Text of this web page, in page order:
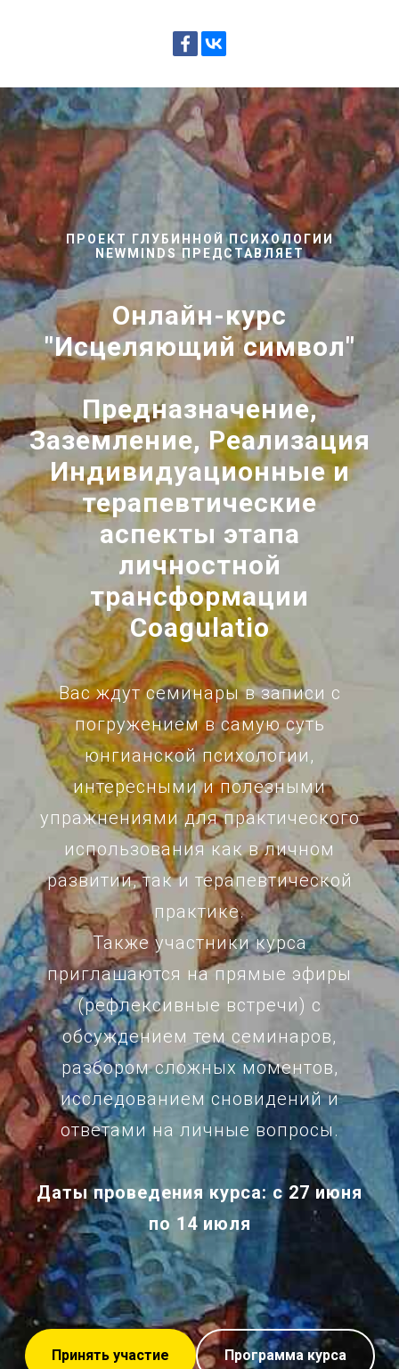
ПРОЕКТ ГЛУБИННОЙ ПСИХОЛОГИИ
NEWMINDS ПРЕДСТАВЛЯЕТ
Онлайн-курс
"Исцеляющий символ"
Предназначение,
Заземление, Реализация
Индивидуационные и
терапевтические
аспекты этапа
личностной
трансформации
Coagulatio
Вас ждутсеминары в записи с
погружением в самую суть
юнгианской психологии,
интересными и полезными
упражнениями для практического
использования как в личном
развитии, так и терапевтической
практике.
Также участники курса
приглашаются напрямые эфиры
(рефлексивные встречи) с
обсуждением тем семинаров,
разбором сложных моментов,
исследованием сновидений и
ответами на личные вопросы.
Даты проведения курса: с 27 июня
по 14 июля
Принять участие Программа курса